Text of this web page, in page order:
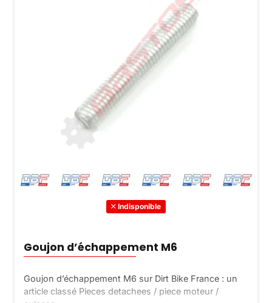
Indisponible
Goujon d’échappement M6
Goujon d’échappement M6 sur Dirt Bike France : un
article classé Pieces detachees / piece moteur /